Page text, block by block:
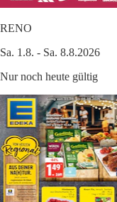
RENO
Sa. 1.8. - Sa. 8.8.2026
Nur noch heute gültig